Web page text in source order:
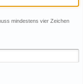
mindestens vier Zeichen